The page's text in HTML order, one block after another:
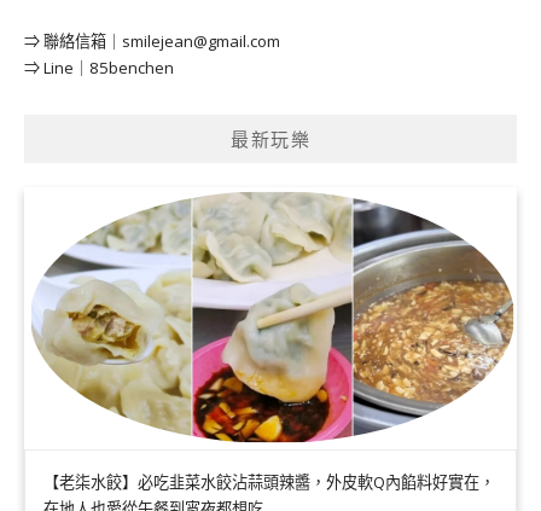
⇒ 聯絡信箱｜ smilejean@gmail.com
⇒ Line｜85benchen
最新玩樂
【老柒水餃】必吃韭菜水餃沾蒜頭辣醬，外皮軟Q內餡料好實在，